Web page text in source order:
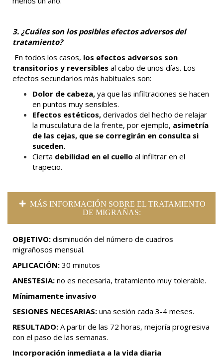
3. ¿Cuáles son los posibles efectos adversos del
tratamiento?
En todos los casos, los efectos adversos son
transitorios y reversibles al cabo de unos días. Los
efectos secundarios más habituales son:
Dolor de cabeza, ya que las infiltraciones se hacen
en puntos muy sensibles.
Efectos estéticos, derivados del hecho de relajar
la musculatura de la frente, por ejemplo, asimetría
de las cejas, que se corregirán en consulta si
suceden.
Cierta debilidad en el cuello al infiltrar en el
trapecio.
MÁS INFORMACIÓN SOBRE EL TRATAMIENTO
DE MIGRAÑAS:
OBJETIVO: disminución del número de cuadros
migrañosos mensual.
APLICACIÓN: 30 minutos
ANESTESIA: no es necesaria, tratamiento muy tolerable.
Mínimamente invasivo
SESIONES NECESARIAS: una sesión cada 3-4 meses.
RESULTADO: A partir de las 72 horas, mejoría progresiva
con el paso de las semanas.
Incorporación inmediata a la vida diaria